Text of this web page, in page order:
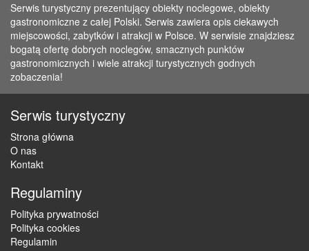
Serwis turystyczny prezentujący obiekty noclegowe, obiekty
gastronomiczne z całej Polski. Serwis zawiera opis ciekawych
miejscowości, zabytków i atrakcji w Polsce. W serwisie znajdziesz
bogatą ofertę dobrych noclegów, smacznych punktów
gastronomicznych i wiele atrakcji turystycznych godnych
zobaczenia!
Serwis turystyczny
Strona główna
O nas
Kontakt
Regulaminy
Polityka prywatności
Polityka cookies
Regulamin